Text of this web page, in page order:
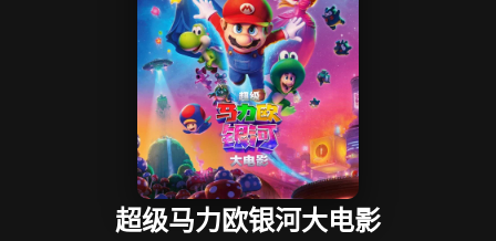
超级马力欧银河大电影